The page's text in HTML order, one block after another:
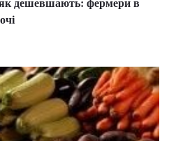
Війна
Світ
Наука
Лайт